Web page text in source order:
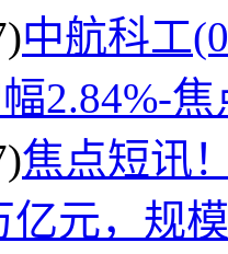
中航科工
2.84%-
焦点短讯
亿元，规